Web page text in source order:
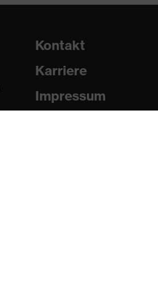
Kontakt
Karriere
Impressum